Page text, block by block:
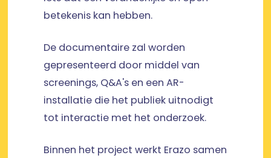
betekenis kan hebben.
De documentaire zal worden
gepresenteerd door middel van
screenings, Q&A's en een AR-
installatie die het publiek uitnodigt
tot interactie met het onderzoek.
Binnen het project werkt Erazo samen